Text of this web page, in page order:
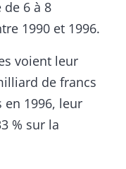
6 à 8
1990 et 1996.
voient leur
de francs
en 1996, leur
% sur la